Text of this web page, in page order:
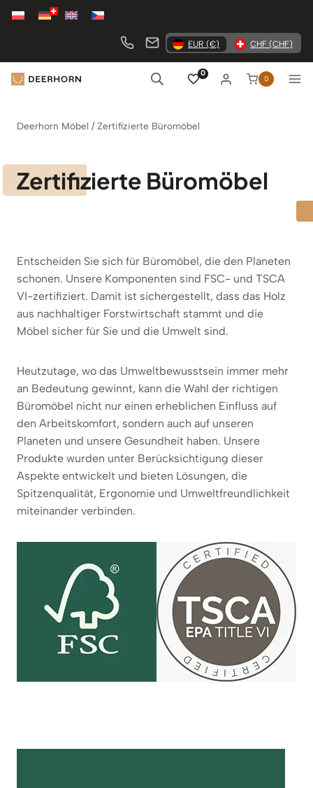
Zum
EUR (€) CHF (CHF)
0
0
Deerhorn Möbel / Zertifizierte Büromöbel
Zertifizierte Büromöbel
Entscheiden Sie sich für Büromöbel, die den Planeten
schonen. Unsere Komponenten sind FSC- und TSCA
VI-zertifiziert. Damit ist sichergestellt, dass das Holz
aus nachhaltiger Forstwirtschaft stammt und die
Möbel sicher für Sie und die Umwelt sind.
Heutzutage, wo das Umweltbewusstsein immer mehr
an Bedeutung gewinnt, kann die Wahl der richtigen
Büromöbel nicht nur einen erheblichen Einfluss auf
den Arbeitskomfort, sondern auch auf unseren
Planeten und unsere Gesundheit haben. Unsere
Produkte wurden unter Berücksichtigung dieser
Aspekte entwickelt und bieten Lösungen, die
Spitzenqualität, Ergonomie und Umweltfreundlichkeit
miteinander verbinden.